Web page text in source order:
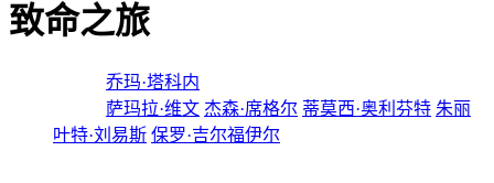
致命之旅
乔玛·塔科内
萨玛拉·维文 杰森·席格尔 蒂莫西·奥利芬特 朱丽
叶特·刘易斯 保罗·吉尔福伊尔